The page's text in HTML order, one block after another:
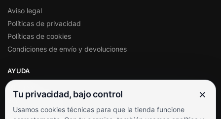
Aviso legal
Políticas de privacidad
Políticas de cookies
Condiciones de envío y devoluciones
AYUDA
Soporte al cliente
Contacto
Tu privacidad, bajo control ×
Usamos cookies técnicas para que la tienda funcione